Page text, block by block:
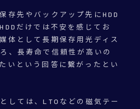
存先やバックアップ先にHDD
だけでは不安を感じてお
体として長期保存用光ディス
、長寿命で信頼性が高いの
いという回答に繋がったとい
しては、LTOなどの磁気テー